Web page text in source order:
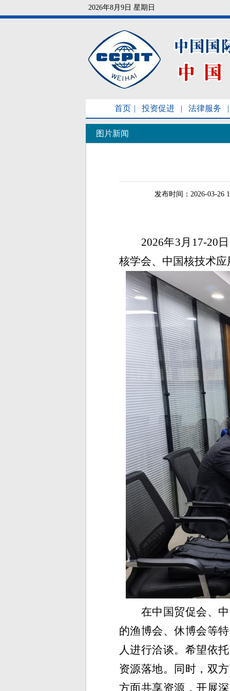
2026年8月9日 星期日
首页 | 投资促进 | 法律服务 |
图片新闻
发布时间：2026-03-26
2026年3月 17-20 日
核学会、 中国核技术应
在中国贸促会、
的渔博会、休博会等
人进行洽谈。 希望依
资源落地。同时，双方
方面共享资源 ，开展